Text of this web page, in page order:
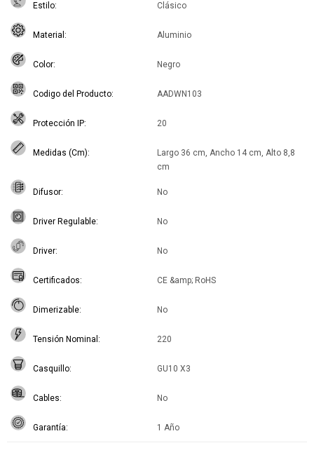
Estilo Clásico
Material Aluminio
Color Negro
Codigo del Producto AADWN103
Protección IP 20
Medidas (Cm)
Largo 36 cm, Ancho 14 cm, Alto 8,8
cm
Difusor No
Driver Regulable No
Driver No
Certificados CE &amp; RoHS
Dimerizable No
Tensión Nominal 220
Casquillo GU10 X3
Cables No
Garantía 1 Año